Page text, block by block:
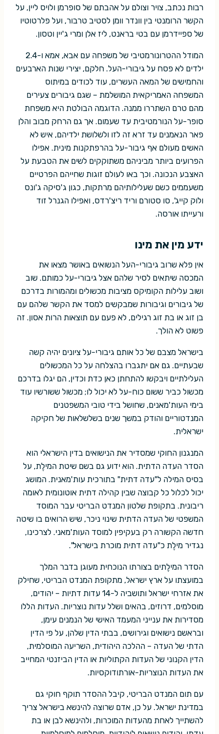
רבות נכתב, צויר וצולם על אהבתם של סופרמן ולויס ליין, על
הקשר הרומנטי בין וונדר וומן לסטיב טרבור, ועל פלרטוטיו
של ספיידרמן עם בטי בראנט, ליז אלן ומרי ג'יין וטסון.
המודל ההטרונורמטיבי של משפחה עם אבא, אמא ו-2.4
ילדים לא פסח על גיבורי-העל. חלקם, יצירי שנות הארבעים
והחמישים של המאה העשרים, עוד לכודים במיתוס
המשפחה האמריקאית המושלמת – שגם גיבורים צעירים
מהם טרם השתררו ממנה. הדוגמה הבולטת היא משפחת
סופר-על הנורמטיבית עד שעמום. אך גם הרחק מבוב והלן
פאר הנאמנים עד זרא זה לזו ולשלושת ילדיהם, איש לא
האשים מעולם אף גיבור-על בהרפתקנות מינית. אפילו
הפרועים ביותר מביניהם משתוקקים לשים את הטבעת על
האצבע הנכונה. וכך באו לעולם זוגות שחייהם הפרטיים
משעממים כשם שעלילותיהם מרתקות, כגון ג'סיקה ג'ונס
ולוק קייג', סו סטורם וריד ריצ'רדס, ואפילו הגנרל זוד
ורעייתו אורסה.
ידע מין את מינו
אין פלא שרוב גיבורי-העל הנשואים באושר מצאו את
המכסה שיתאים לסיר שלהם אצל גיבורי-על כמותם. שוב
ושוב עלילות הקומיקס מציבות מכשולים ומהמורות בדרכם
של גיבורים וגיבורות שמבקשים למסד את הקשר שלהם עם
בן זוג או בת זוג רגילים, לא פעם עם תוצאות הרות אסון. זה
פשוט לא הולך.
בישראל מצבם של כל אותם גיבורי-על ציונים יהיה קשה
שבעתיים. גם אם יתגברו בהצלחה על כל המכשולים
העלילתיים ויבקשו להתחתן כאן כדת וכדין, הם יגלו בדרכם
מכשול כביר ששום כוח-על לא יכול לו; מכשול ששורשיו עוד
בימי העות'מאנים, שחושל בידי טובי המשפטנים
המנדטוריים והודק במשך שנים בשלשלאות של חקיקה
ישראלית.
המנגנון החוקי שמסדיר את הנישואים בדין הישראלי הוא
הסדר העדה הדתית. הוא ידוע גם בשם שיטת המילֶת, על
בסיס המילה ל"עדה דתית" בתורכית עות'מאנית. המושג
יכול לכלול כל קבוצה שבין קהילה דתית אוטונומית לאומה
ריבונית. בתקופת שלטון המנדט הבריטי עבר המוסד
המשפטי של העדה הדתית שינוי ניכר, שיש הרואים בו שיטה
חדשה הקשורה רק בעקיפין למוסד העות'מאני. לצרכינו,
נגדיר מילֶת כ"עדה דתית מוכרת בישראל".
הסדר המילֶתים בצורתו הנוכחית מעוגן בדבר המלך
במועצתו על ארץ ישראל, מתקופת המנדט הבריטי, שחילק
את אזרחי ישראל ותושביה ל-14 עדות דתיות – יהודים,
מוסלמים, דרוזים, בהאים ושלל עדות נוצריות. העדות הללו
מסדירות את ענייני המעמד האישי של הנמנים עימן,
ובראשם נישואים וגירושים, בבתי הדין שלהן, על פי הדין
הדתי של העדה – ההלכה היהודית, השריעה המוסלמית,
הדין הקנוני של העדות הקתוליות או הדין הביזנטי המחייב
את העדות הנוצריות-אורתודוקסיות.
עם תום המנדט הבריטי, קיבל ההסדר תוקף חוקי גם
במדינת ישראל. על כן, אדם שרוצה להינשא בישראל צריך
להשתייך לאחת מהעדות המוכרות, ולהינשא לבן או בת